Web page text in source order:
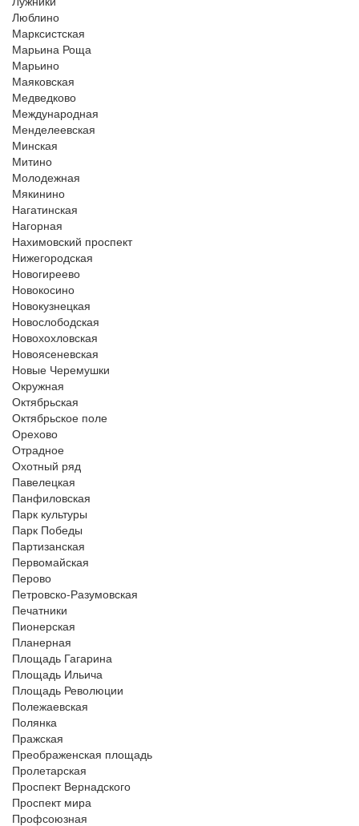
Люблино
Марксистская
Марьина Роща
Марьино
Маяковская
Медведково
Международная
Менделеевская
Минская
Митино
Молодежная
Мякинино
Нагатинская
Нагорная
Нахимовский проспект
Нижегородская
Новогиреево
Новокосино
Новокузнецкая
Новослободская
Новохохловская
Новоясеневская
Новые Черемушки
Окружная
Октябрьская
Октябрьское поле
Орехово
Отрадное
Охотный ряд
Павелецкая
Панфиловская
Парк культуры
Парк Победы
Партизанская
Первомайская
Перово
Петровско-Разумовская
Печатники
Пионерская
Планерная
Площадь Гагарина
Площадь Ильича
Площадь Революции
Полежаевская
Полянка
Пражская
Преображенская площадь
Пролетарская
Проспект Вернадского
Проспект мира
Профсоюзная